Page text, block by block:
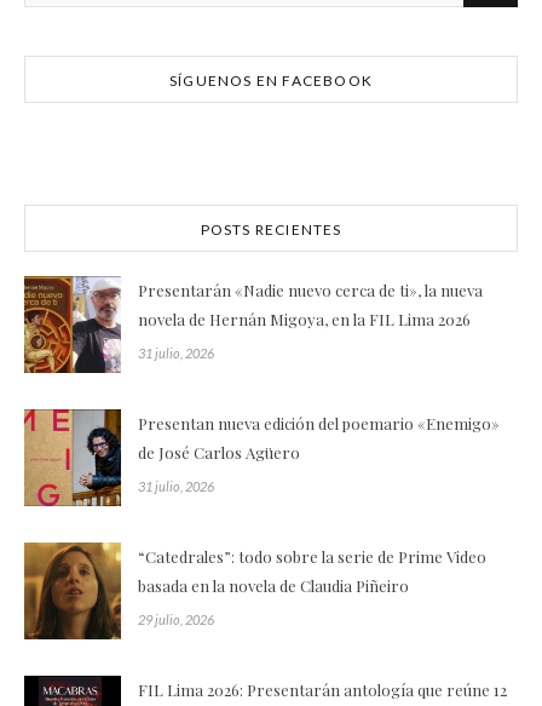
SÍGUENOS EN FACEBOOK
POSTS RECIENTES
Presentarán «Nadie nuevo cerca de ti», la nueva
novela de Hernán Migoya, en la FIL Lima 2026
31 julio, 2026
Presentan nueva edición del poemario «Enemigo»
de José Carlos Agüero
31 julio, 2026
“Catedrales”: todo sobre la serie de Prime Video
basada en la novela de Claudia Piñeiro
29 julio, 2026
FIL Lima 2026: Presentarán antología que reúne 12